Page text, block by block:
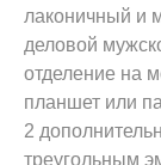
лаконичный и
деловой
отделение на
планшет или
2
треугольным